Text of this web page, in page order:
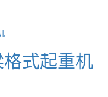
式起重机